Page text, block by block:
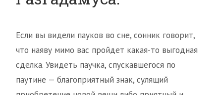
Если вы видели пауков во сне, сонник говорит,
что наяву мимо вас пройдет какая-то выгодная
сделка. Увидеть паучка, спускавшегося по
паутине — благоприятный знак, сулящий